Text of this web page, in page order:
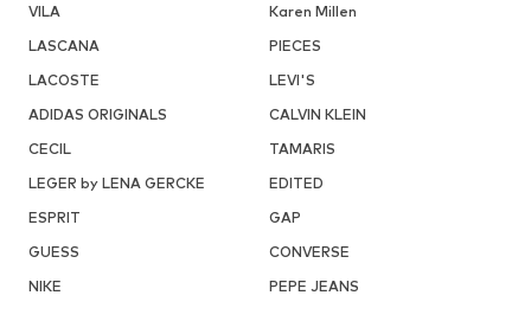
VILA
Karen Millen
LASCANA
PIECES
LACOSTE
LEVI'S
ADIDAS ORIGINALS
CALVIN KLEIN
CECIL
TAMARIS
LEGER by LENA GERCKE
EDITED
ESPRIT
GAP
GUESS
CONVERSE
NIKE
PEPE JEANS